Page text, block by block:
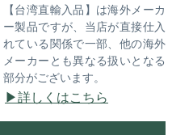
【台湾直輸入品】は海外メーカ
ー製品ですが、当店が直接仕入
れている関係で一部、他の海外
メーカーとも異なる扱いとなる
部分がございます。
詳しくはこちら